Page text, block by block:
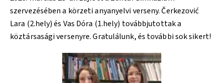
szervezésében a körzeti anyanyelvi verseny. Čerkezović
Lara (2.hely) és Vas Dóra (1.hely) továbbjutottak a
köztársasági versenyre. Gratulálunk, és további sok sikert!